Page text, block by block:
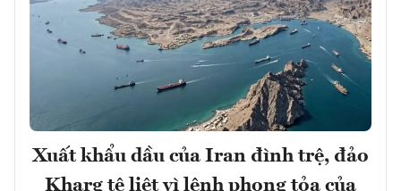
Xuất khẩu dầu của Iran đình trệ, đảo
Kharg tê liệt vì lệnh phong tỏa của